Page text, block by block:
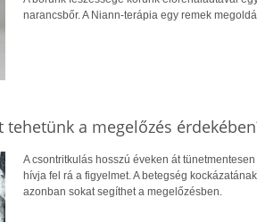
narancsbőr. A Niann-terápia egy remek
a megelőzés
A csontritkulás hosszú éveken át
hívja fel rá a figyelmet. A betegség
azonban sokat segíthet a megelőzésben.